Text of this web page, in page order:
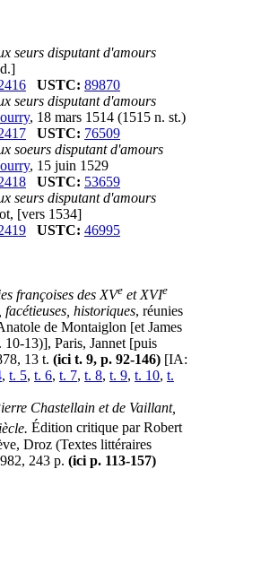
seurs disputant d'amours
USTC: 89870
seurs disputant d'amours
, 18 mars 1514 (1515 n. st.)
USTC: 76509
soeurs disputant d'amours
, 15 juin 1529
USTC: 53659
seurs disputant d'amours
[vers 1534]
USTC: 46995
françoises des XVe et XVIe
facétieuses, historiques, réunies
de Montaiglon [et James
13)], Paris, Jannet [puis
13 t. (ici t. 9, p. 92-146) [IA:
, t. 5, t. 6, t. 7, t. 8, t. 9, t. 10, t.
Chastellain et de Vaillant,
Édition critique par Robert
Droz (Textes littéraires
243 p. (ici p. 113-157)